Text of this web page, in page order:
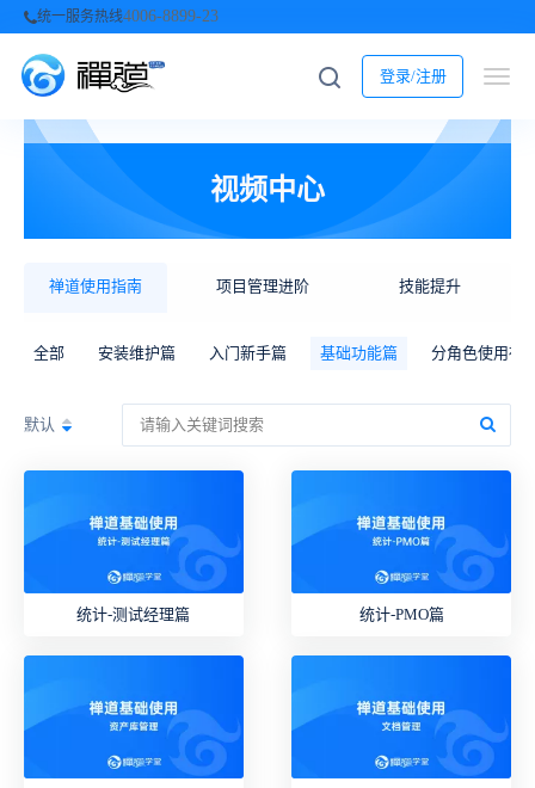
统一服务热线4006-8899-23
登录/注册
视频中心
禅道使用指南 项目管理进阶 技能提升
全部 安装维护篇 入门新手篇 基础功能篇 分角色使用禅
默认
统计-测试经理篇 统计-PMO篇